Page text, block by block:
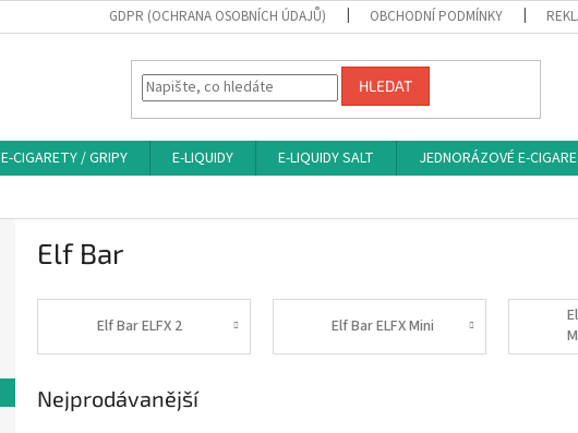
GDPR (OCHRANA OSOBNÍCH ÚDAJŮ) OBCHODNÍ PODMÍNKY
HLEDAT
E-CIGARETY / GRIPY E-LIQUIDY E-LIQUIDY SALT JEDNORÁZOVÉ E-
Elf Bar
Elf Bar ELFX 2 Elf Bar ELFX Mini
Nejprodávanější